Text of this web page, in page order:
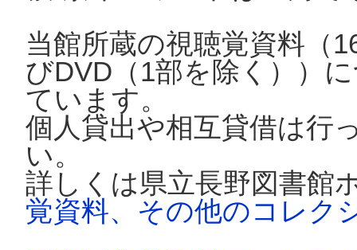
当館所蔵の視聴覚資料（
びDVD（1部を除く））
ています。
個人貸出や相互貸借は行
い。
詳しくは県立長野図書館
覚資料、その他のコレク